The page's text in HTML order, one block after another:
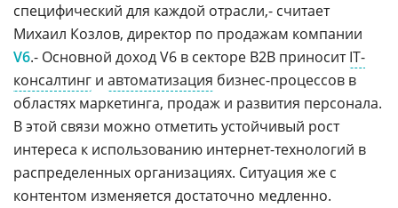
специфический для каждой отрасли,- считает
Михаил Козлов, директор по продажам компании
V6.- Основной доход V6 в секторе B2B приноситIT-
консалтинг и автоматизация бизнес-процессов в
областях маркетинга, продаж и развития персонала.
В этой связи можно отметить устойчивый рост
интереса к использованию интернет-технологий в
распределенных организациях. Ситуация же с
контентом изменяется достаточно медленно.